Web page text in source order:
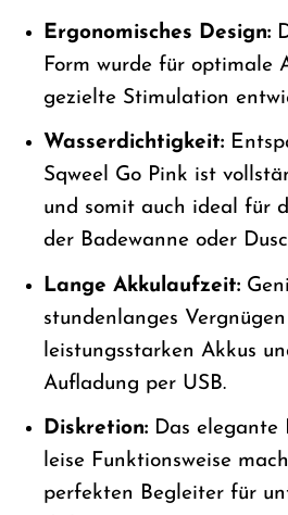
Ergonomisches Design:
Form wurde für optimale
gezielte Stimulation
Wasserdichtigkeit:
Sqweel Go Pink ist
und somit auch ideal für
der Badewanne oder
Lange Akkulaufzeit:
stundenlanges
leistungsstarken Akkus
Aufladung per USB.
Diskretion:Das elegante
leise Funktionsweise
perfekten Begleiter für